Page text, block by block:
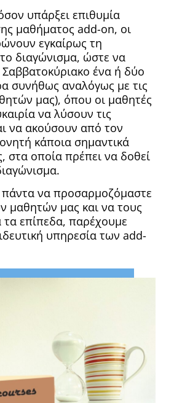
υπάρξει επιθυμία
μαθήματος add-on, οι
εγκαίρως τη
διαγώνισμα, ώστε να
ένα ή δύο
συνήθως αναλόγως με τις
μας), όπου οι μαθητές
να λύσουν τις
να ακούσουν από τον
κάποια σημαντικά
στα οποία πρέπει να δοθεί
να προσαρμοζόμαστε
μαθητών μας και να τους
επίπεδα, παρέχουμε
υπηρεσία των add-